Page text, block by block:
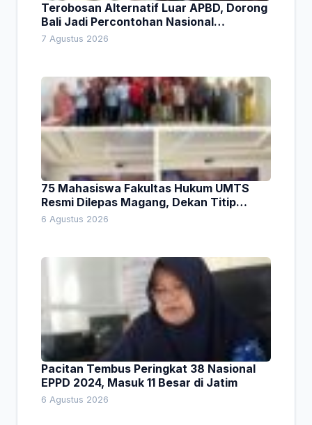
Terobosan Alternatif Luar APBD, Dorong
Bali Jadi Percontohan Nasional
Pembiayaan Daerah
7 Agustus 2026
75 Mahasiswa Fakultas Hukum UMTS
Resmi Dilepas Magang, Dekan Titip
Empat Pesan Penting
6 Agustus 2026
Pacitan Tembus Peringkat 38 Nasional
EPPD 2024, Masuk 11 Besar di Jatim
6 Agustus 2026